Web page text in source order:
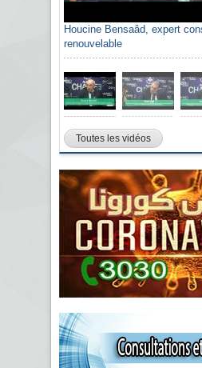
Houcine Bensaâd, expert
renouvelable
Toutes les vidéos